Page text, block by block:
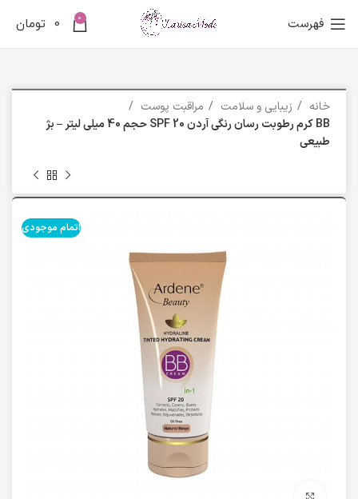
فهرست 0
0 تومان
خانه زیبایی و سلامت
مراقبت پوست
BB کرم رطوبت رسان رنگی آردن SPF 20 حجم 40 میلی لیتر – بژ
طبیعی
اتمام موجودی